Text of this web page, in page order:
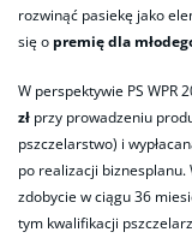
rozwinąć pasiekę jako
się o premię dla
W perspektywie PS WPR
zł przy prowadzeniu
pszczelarstwo) i
po realizacji biznesplanu.
zdobycie w ciągu 36
tym kwalifikacji